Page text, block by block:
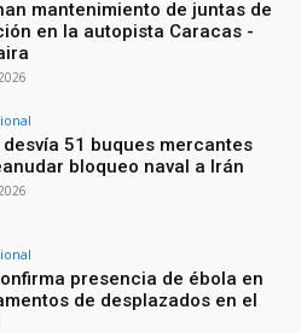
mantenimiento de juntas de
en la autopista Caracas -
desvía 51 buques mercantes
bloqueo naval a Irán
presencia de ébola en
de desplazados en el